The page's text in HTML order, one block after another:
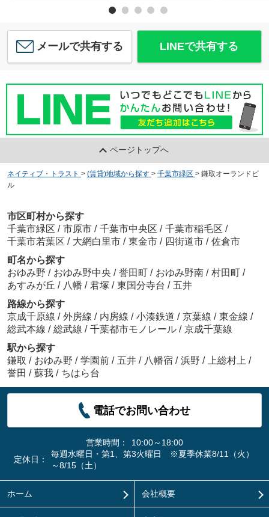
メールで共有する LINEで共有する
ページトップへ
ネイティブ・トラスト > (賃貸)地域から探す > 千葉市緑区 > 鎌取オーランドビ
ル
市区町村から探す
千葉市緑区 / 市原市 / 千葉市中央区 / 千葉市稲毛区 /
千葉市若葉区 / 大網白里市 / 東金市 / 四街道市 / 佐倉市
町名から探す
おゆみ野 / おゆみ野中央 / 誉田町 / おゆみ野南 / 村田町 /
あすみが丘 / 八幡 / 君塚 / 東国分寺台 / 五井
路線から探す
京成千原線 / 外房線 / 内房線 / 小湊鉄道 / 京葉線 / 東金線 /
総武本線 / 総武線 / 千葉都市モノレール / 京成千葉線
駅から探す
鎌取 / おゆみ野 / 学園前 / 五井 / 八幡宿 / 浜野 / 上総村上 /
誉田 / 蘇我 / ちはら台
電話でお問い合わせ
営業時間：
10:00～18:00
定休日：
毎週水曜日・第1、第3火曜日 ※夏季休業8/11（火）
～8/15（土）
ホーム 会社概要